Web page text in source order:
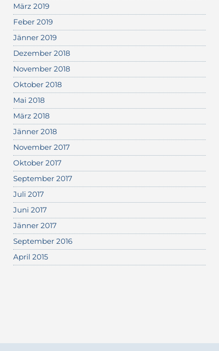
März 2019
Feber 2019
Jänner 2019
Dezember 2018
November 2018
Oktober 2018
Mai 2018
März 2018
Jänner 2018
November 2017
Oktober 2017
September 2017
Juli 2017
Juni 2017
Jänner 2017
September 2016
April 2015